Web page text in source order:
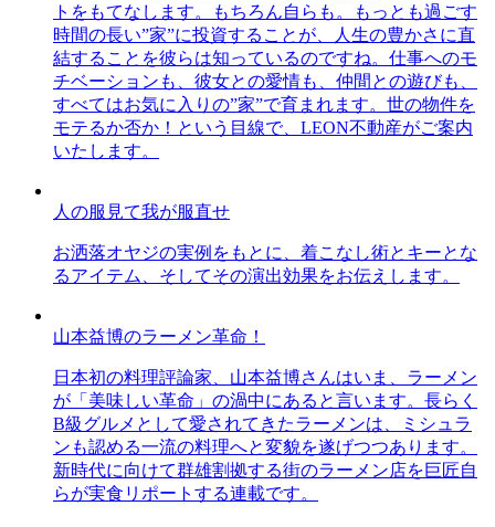
トをもてなします。もちろん自らも。もっとも過ごす
時間の長い”家”に投資することが、人生の豊かさに直
結することを彼らは知っているのですね。仕事へのモ
チベーションも、彼女との愛情も、仲間との遊びも、
すべてはお気に入りの”家”で育まれます。世の物件を
モテるか否か！という目線で、LEON不動産がご案内
いたします。
人の服見て我が服直せ
お洒落オヤジの実例をもとに、着こなし術とキーとな
るアイテム、そしてその演出効果をお伝えします。
山本益博のラーメン革命！
日本初の料理評論家、山本益博さんはいま、ラーメン
が「美味しい革命」の渦中にあると言います。長らく
B級グルメとして愛されてきたラーメンは、ミシュラ
ンも認める一流の料理へと変貌を遂げつつあります。
新時代に向けて群雄割拠する街のラーメン店を巨匠自
らが実食リポートする連載です。